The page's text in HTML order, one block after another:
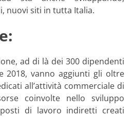
nuovi siti in tutta Italia.
ad di là dei 300 dipendenti
2018, vanno aggiunti gli oltre
all’attività commerciale di
coinvolte nello sviluppo
di lavoro indiretti creati